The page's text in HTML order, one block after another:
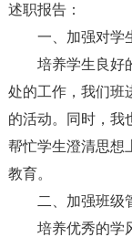
述职报告：
一、加强对学
培养学生良好
处的工作，我们班
的活动。同时，我
帮忙学生澄清思想
教育。
二、加强班级
培养优秀的学